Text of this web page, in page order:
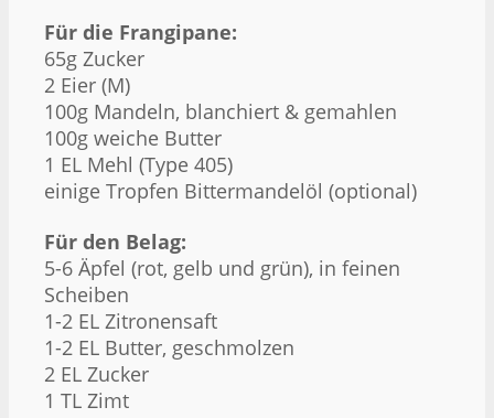
Für die Frangipane:
65g Zucker
2 Eier (M)
100g Mandeln, blanchiert & gemahlen
100g weiche Butter
1 EL Mehl (Type 405)
einige Tropfen Bittermandelöl (optional)
Für den Belag:
5-6 Äpfel (rot, gelb und grün), in feinen
Scheiben
1-2 EL Zitronensaft
1-2 EL Butter, geschmolzen
2 EL Zucker
1 TL Zimt